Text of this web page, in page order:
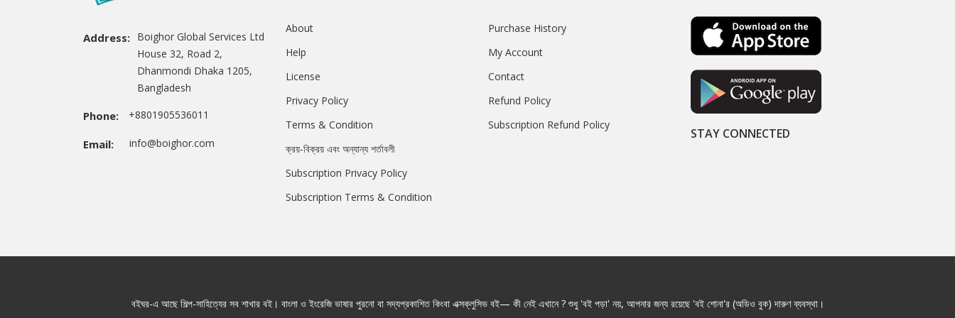
Address: Boighor Global Services Ltd
House 32, Road 2,
Dhanmondi Dhaka 1205,
Bangladesh
Phone: +8801905536011
Email: info@boighor.com
About
Help
License
Privacy Policy
Terms & Condition
ক্রয়-বিক্রয় এবং অন্যান্য শর্তাবলী
Subscription Privacy Policy
Subscription Terms & Condition
Purchase History
My Account
Contact
Refund Policy
Subscription Refund Policy
STAY CONNECTED
বইঘর-এ আছে শিল্প-সাহিত্যের সব শাখার বই। বাংলা ও ইংরেজি ভাষার পুরনো বা সদ্যপ্রকাশিত কিংবা এক্সক্লুসিভ বই— কী নেই এখানে ? শুধু 'বই পড়া' নয়, আপনার জন্য রয়েছে 'বই শোনা'র (অডিও বুক) দারুণ ব্যবস্থা।